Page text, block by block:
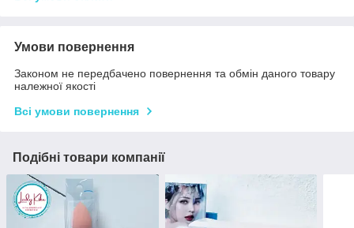
Умови повернення
Законом не передбачено повернення та обмін даного товару
належної якості
Всі умови повернення
Подібні товари компанії